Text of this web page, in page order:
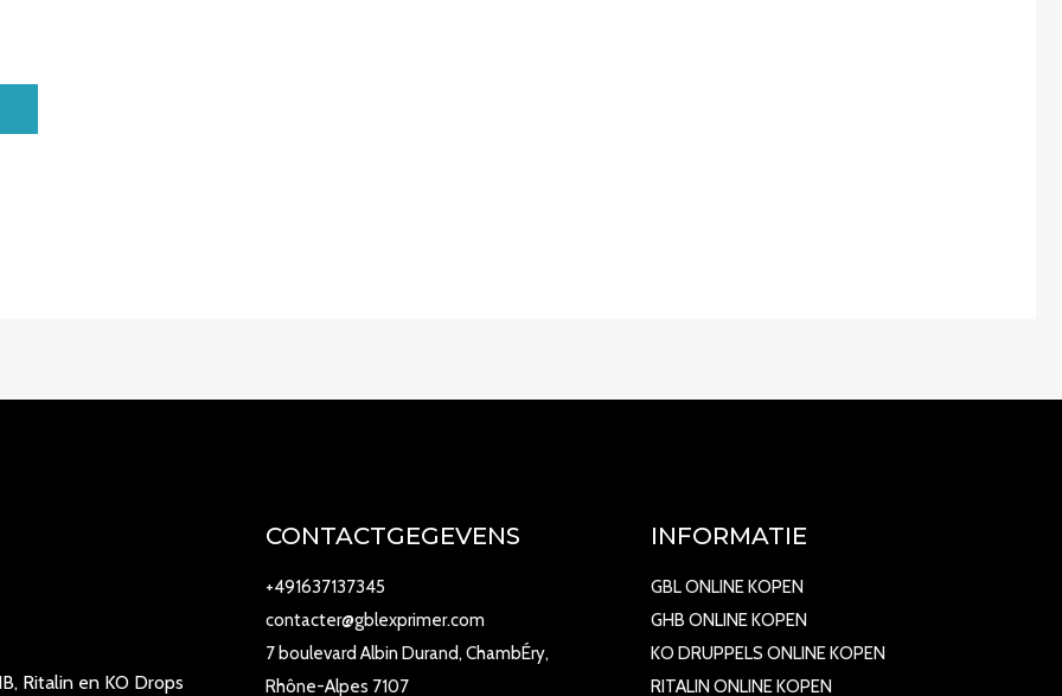
Ritalin en KO Drops
CONTACTGEGEVENS
+491637137345
contacter@gblexprimer.com
7 boulevard Albin Durand, ChambÉry,
Rhône-Alpes 7107
INFORMATIE
GBL ONLINE KOPEN
GHB ONLINE KOPEN
KO DRUPPELS ONLINE KOPEN
RITALIN ONLINE KOPEN